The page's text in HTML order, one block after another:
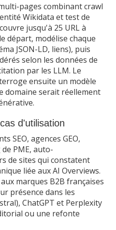
pages combinant crawl
Wikidata et test de
jusqu'à 25 URL à
départ, modélise chaque
JSON-LD, liens), puis
selon les données de
par les LLM. Le
ensuite un modèle
domaine serait réellement
d'utilisation
SEO, agences GEO,
PME, auto-
de sites qui constatent
liée aux AI Overviews.
marques B2B françaises
présence dans les
ChatGPT et Perplexity
ou une refonte